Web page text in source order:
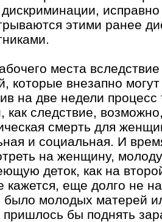
этими ранее
места
которые внезапно
на две недели
как следствие,
смерть для
и социальная. И
на женщину,
деток, как на
кажется, еще долго не
молодых матерей
пришлось бы поднять